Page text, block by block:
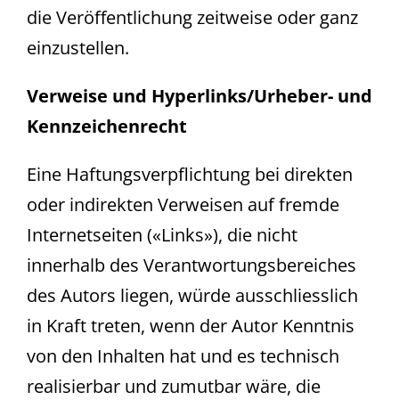
die Veröffentlichung zeitweise oder ganz
einzustellen.
Verweise und Hyperlinks/Urheber- und
Kennzeichenrecht
Eine Haftungsverpflichtung bei direkten
oder indirekten Verweisen auf fremde
Internetseiten («Links»), die nicht
innerhalb des Verantwortungsbereiches
des Autors liegen, würde ausschliesslich
in Kraft treten, wenn der Autor Kenntnis
von den Inhalten hat und es technisch
realisierbar und zumutbar wäre, die